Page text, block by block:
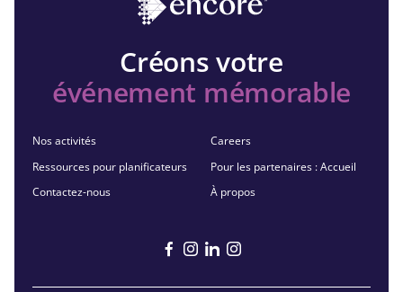
Créons votre
événement mémorable
Nos activités
Ressources pour planificateurs
Contactez-nous
Careers
Pour les partenaires : Accueil
À propos